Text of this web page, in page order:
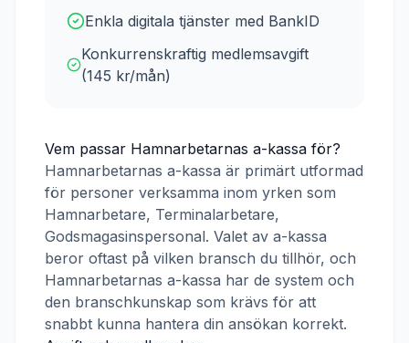
Enkla digitala tjänster med BankID
Konkurrenskraftig medlemsavgift
(145 kr/mån)
Vem passar Hamnarbetarnas a-kassa för?
Hamnarbetarnas a-kassa är primärt utformad
för personer verksamma inom yrken som
Hamnarbetare, Terminalarbetare,
Godsmagasinspersonal. Valet av a-kassa
beror oftast på vilken bransch du tillhör, och
Hamnarbetarnas a-kassa har de system och
den branschkunskap som krävs för att
snabbt kunna hantera din ansökan korrekt.